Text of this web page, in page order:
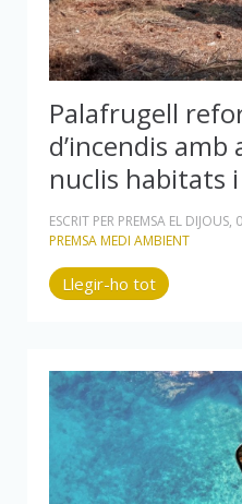
Palafrugell
d’incendis amb
nuclis habitats i
ESCRIT PER PREMSA EL DIJOUS,
PREMSA MEDI AMBIENT
Llegir-ho tot